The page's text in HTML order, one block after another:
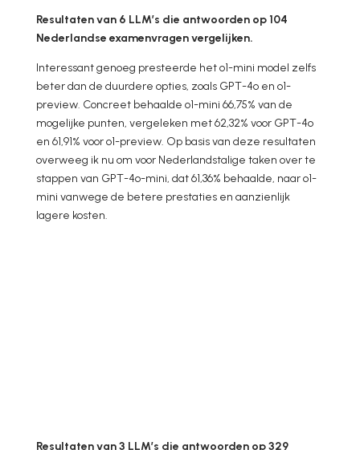
Resultaten van 6 LLM’s die antwoorden op 104
Nederlandse examenvragen vergelijken.
Interessant genoeg presteerde het o1-mini model zelfs
beter dan de duurdere opties, zoals GPT-4o en o1-
preview. Concreet behaalde o1-mini 66,75% van de
mogelijke punten, vergeleken met 62,32% voor GPT-4o
en 61,91% voor o1-preview. Op basis van deze resultaten
overweeg ik nu om voor Nederlandstalige taken over te
stappen van GPT-4o-mini, dat 61,36% behaalde, naar o1-
mini vanwege de betere prestaties en aanzienlijk
lagere kosten.
Resultaten van 3 LLM’s die antwoorden op 329